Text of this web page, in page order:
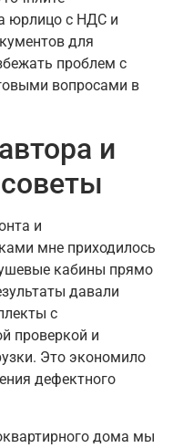
юрлицо с НДС и
для
проблем с
вопросами в
и
и
мне приходилось
кабины прямо
давали
с
проверкой и
Это экономило
дефектного
дома мы